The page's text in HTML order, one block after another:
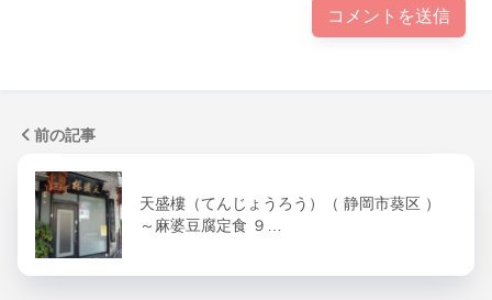
前の記事
天盛樓（てんじょうろう）（ 静岡市葵区 ）
～麻婆豆腐定食 ９…